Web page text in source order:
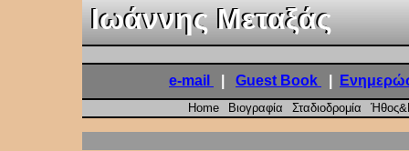
Ιωάννης Μεταξάς
Ιωάννης Μεταξάς
e-mail Guest Book
Home Βιογραφία Σταδιοδρομία